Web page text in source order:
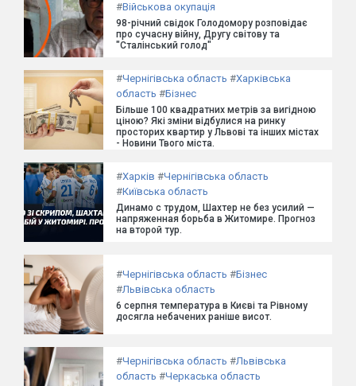
#Військова окупація
98-річний свідок Голодомору розповідає
про сучасну війну, Другу світову та
"Сталінський голод"
#Чернігівська область #Харківська
область #Бізнес
Більше 100 квадратних метрів за вигідною
ціною? Які зміни відбулися на ринку
просторих квартир у Львові та інших містах
- Новини Твого міста.
#Харків #Чернігівська область
#Київська область
Динамо с трудом, Шахтер не без усилий —
напряженная борьба в Житомире. Прогноз
на второй тур.
#Чернігівська область #Бізнес
#Львівська область
6 серпня температура в Києві та Рівному
досягла небачених раніше висот.
#Чернігівська область #Львівська
область #Черкаська область